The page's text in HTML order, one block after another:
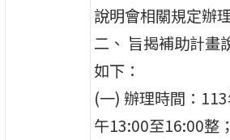
說明會相關規定辦
二、 旨揭補助計畫
如下：
(一) 辦理時間：
午13:00至16:00整；